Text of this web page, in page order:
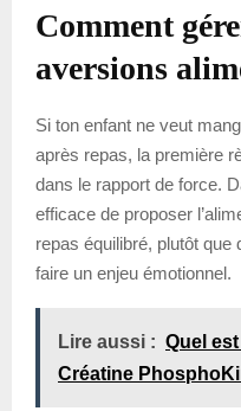
Comment
aversions
Si ton enfant ne veut
après repas, la première
dans le rapport de force.
efficace de proposer
repas équilibré, plutôt que
faire un enjeu émotionnel.
Lire aussi : Quel
Créatine